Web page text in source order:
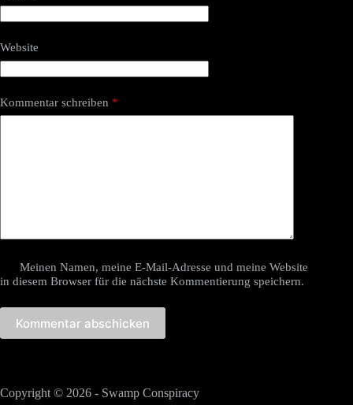
Website
Kommentar schreiben *
Meinen Namen, meine E-Mail-Adresse und meine Website
in diesem Browser für die nächste Kommentierung speichern.
Kommentar abschicken
Copyright © 2026 - Swamp Conspiracy